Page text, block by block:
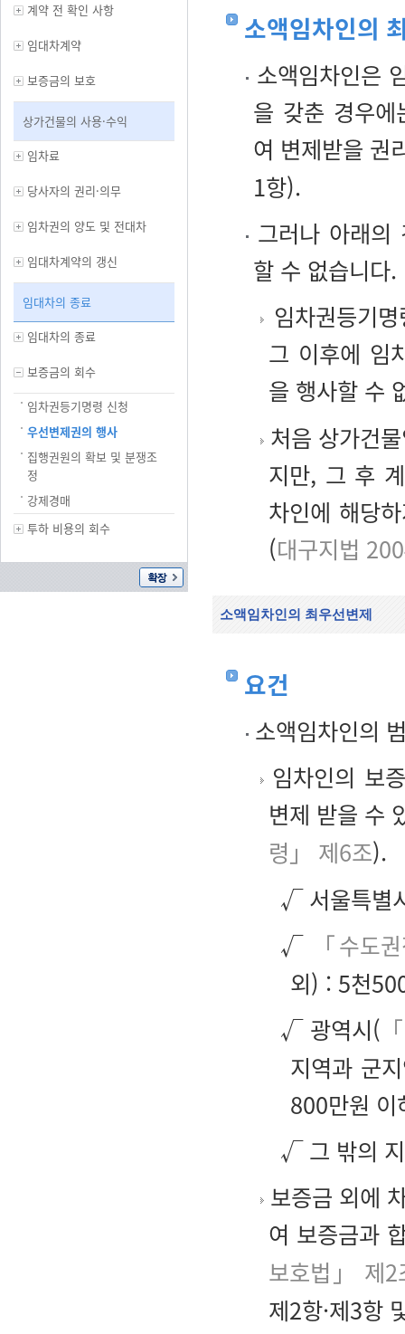
계약 전 확인 사항
임대차계약
보증금의 보호
상가건물의 사용·수익
임차료
당사자의 권리·의무
임차권의 양도 및 전대차
임대차계약의 갱신
임대차의 종료
임대차의 종료
보증금의 회수
임차권등기명령 신청
우선변제권의 행사
집행권원의 확보 및 분쟁조
정
강제경매
투하 비용의 회수
소액임차인의
소액임차인은
을 갖춘 경우에
여 변제받을 권
1항).
그러나 아래의
할 수 없습니다.
임차권등기
그 이후에 임
을 행사할 수
처음 상가건
지만, 그 후
차인에 해당
(대구지법
소액임차인의 최우선변제
요건
소액임차인의
임차인의 보
변제 받을 수
령」 제6조).
√ 서울특별
√
「수도
외) : 5천
√ 광역시(
지역과 군
800만원 이
√ 그 밖의
보증금 외에
여 보증금과
보호법」 제2
제2항·제3항